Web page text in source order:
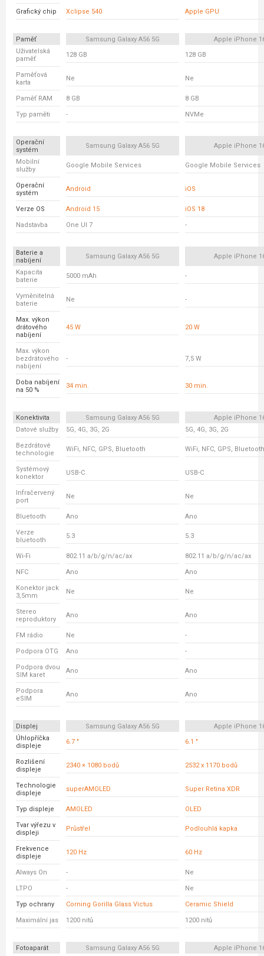
Grafický chip Xclipse 540 Apple GPU
Paměť Samsung Galaxy A56 5G
Apple iPhone
Uživatelská
paměť
128 GB 128 GB
Paměťová
karta
Ne Ne
Paměť RAM 8 GB 8 GB
Typ paměti - NVMe
Operační
systém
Samsung Galaxy A56 5G Apple iPhone
Mobilní
služby
Google Mobile Services Google Mobile Services
Operační
systém
Android iOS
Verze OS Android 15 iOS 18
Nadstavba One UI 7 -
Baterie a
nabíjení
Samsung Galaxy A56 5G Apple iPhone
Kapacita
baterie
5000 mAh -
Vyměnitelná
baterie
Ne -
Max. výkon
drátového
nabíjení
45 W 20 W
Max. výkon
bezdrátového
nabíjení
- 7,5 W
Doba nabíjení
na 50 %
34 min. 30 min.
Konektivita Samsung Galaxy A56 5G
Apple iPhone
Datové služby
5G, 4G, 3G, 2G 5G, 4G, 3G, 2G
Bezdrátové
technologie
WiFi, NFC, GPS, Bluetooth WiFi, NFC, GPS, Bluetooth
Systémový
konektor
USB-C USB-C
Infračervený
port
Ne Ne
Bluetooth Ano Ano
Verze
bluetooth
5.3 5.3
Wi-Fi 802.11 a/b/g/n/ac/ax 802.11 a/b/g/n/ac/ax
NFC Ano Ano
Konektor jack
3,5mm
Ne Ne
Stereo
reproduktory
Ano Ano
FM rádio Ne -
Podpora OTG Ano -
Podpora dvou
SIM karet
Ano Ano
Podpora
eSIM
Ano Ano
Displej Samsung Galaxy A56 5G
Apple iPhone
Úhlopříčka
displeje
6.7 " 6.1 "
Rozlišení
displeje
2340 × 1080 bodů 2532 x 1170 bodů
Technologie
displeje
superAMOLED Super Retina XDR
Typ displeje AMOLED OLED
Tvar výřezu v
displeji
Průstřel Podlouhlá kapka
Frekvence
displeje
120 Hz 60 Hz
Always On - Ne
LTPO - Ne
Typ ochrany Corning Gorilla Glass Victus Ceramic Shield
Maximální jas 1200 nitů 1200 nitů
Fotoaparát Samsung Galaxy A56 5G Apple iPhone